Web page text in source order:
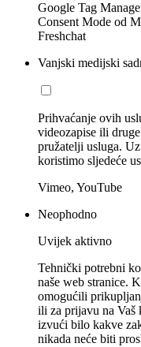
Google Tag
Consent Mode od
Freshchat
Vanjski medijski
Prihvaćanje ovih
videozapise ili
pružatelji usluga.
koristimo sljedeće
Vimeo, YouTube
Neophodno
Uvijek aktivno
Tehnički potrebni
naše web stranice.
omogućili
ili za prijavu na Vaš
izvući bilo kakve
nikada neće biti